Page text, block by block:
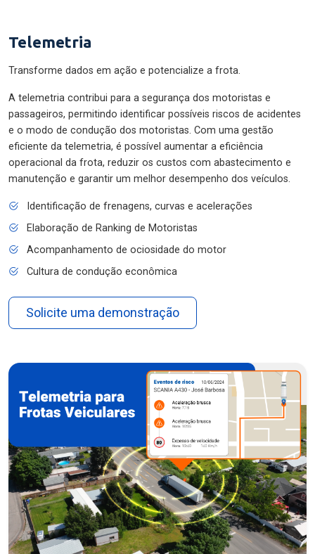
Telemetria
Transforme dados em ação e potencialize a frota.
A telemetria contribui para a segurança dos motoristas e
passageiros, permitindo identificar possíveis riscos de acidentes
e o modo de condução dos motoristas. Com uma gestão
eficiente da telemetria, é possível aumentar a eficiência
operacional da frota, reduzir os custos com abastecimento e
manutenção e garantir um melhor desempenho dos veículos.
Identificação de frenagens, curvas e acelerações
Elaboração de Ranking de Motoristas
Acompanhamento de ociosidade do motor
Cultura de condução econômica
Solicite uma demonstração